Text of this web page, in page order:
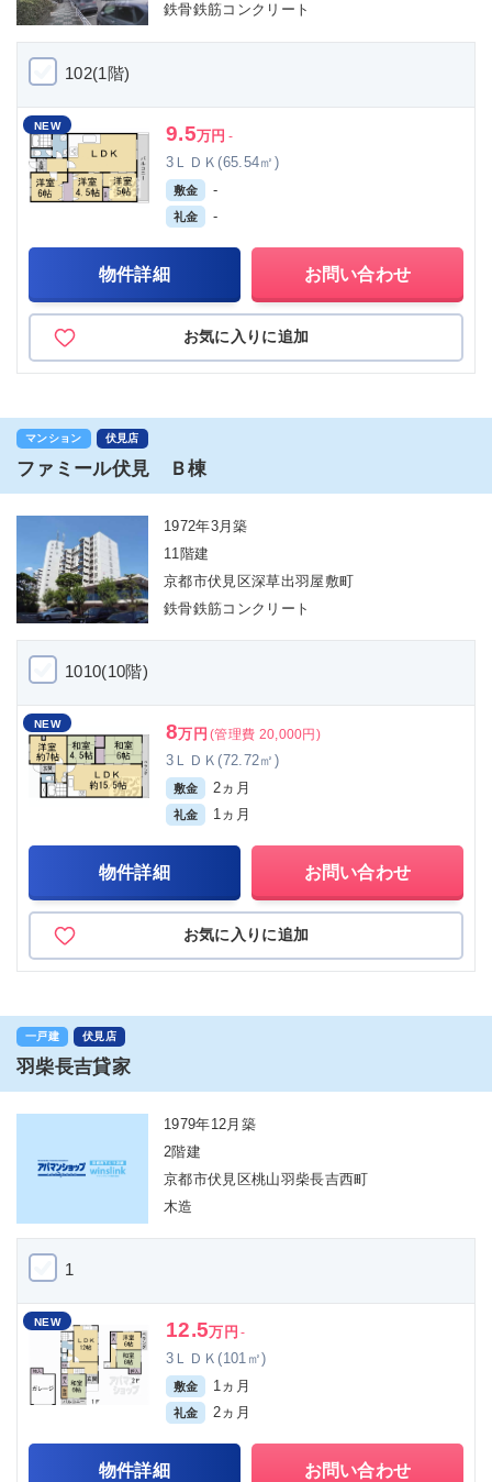
鉄骨鉄筋コンクリート
102(1階)
NEW 9.5万円 -
3ＬＤＫ(65.54㎡)
敷金 -
礼金 -
物件詳細 お問い合わせ
お気に入りに追加
マンション 伏見店
ファミール伏見 Ｂ棟
1972年3月築
11階建
京都市伏見区深草出羽屋敷町
鉄骨鉄筋コンクリート
1010(10階)
NEW 8万円 (管理費 20,000円)
3ＬＤＫ(72.72㎡)
敷金 2ヵ月
礼金 1ヵ月
物件詳細 お問い合わせ
お気に入りに追加
一戸建 伏見店
羽柴長吉貸家
1979年12月築
2階建
京都市伏見区桃山羽柴長吉西町
木造
1
NEW 12.5万円 -
3ＬＤＫ(101㎡)
敷金 1ヵ月
礼金 2ヵ月
物件詳細 お問い合わせ